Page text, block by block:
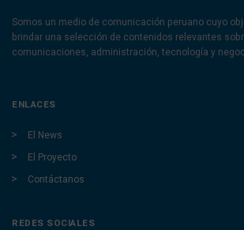
Somos un medio de comunicación peruano cuyo
brindar una selección de contenidos relevantes
comunicaciones, administración, tecnología y
ENLACES
El News
El Proyecto
Contáctanos
REDES SOCIALES